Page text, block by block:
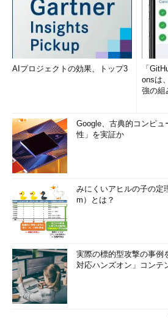
AIプロジェクトの効果、トップ3
「
onsは
強の組
Google、古典的コンピ
性」を実証か
みにくいアヒルの子の定
m）とは？
実際の標的型攻撃の事例
対応ハンズオン」コンテ